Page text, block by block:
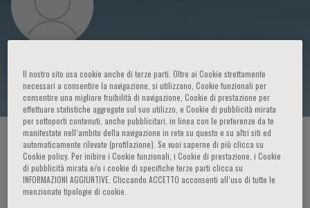
Luca Ansaloni
HOME PAGE / CORSI ED EVENTI / RELATORE
Il nostro sito usa cookie anche di terze parti. Oltre ai Cookie strettamente
necessari a consentire la navigazione, si utilizzano, Cookie funzionali per
consentire una migliore fruibilità di navigazione, Cookie di prestazione per
effettuare statistiche aggregate sul suo utilizzo, e Cookie di pubblicità mirata
per sottoporti contenuti, anche pubblicitari, in linea con le preferenze da te
manifestate nell‘ambito della navigazione in rete su questo e su altri siti ed
automaticamente rilevate (profilazione). Se vuoi saperne di più clicca su
Cookie policy. Per inibire i Cookie funzionali, i Cookie di prestazione, i Cookie
di pubblicità mirata e/o i cookie di specifiche terze parti clicca su
INFORMAZIONI AGGIUNTIVE. Cliccando ACCETTO acconsenti all’uso di tutte le
menzionate tipologie di cookie.